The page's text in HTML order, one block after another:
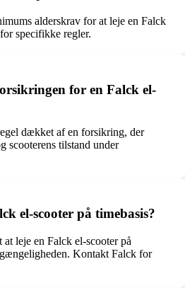
alderskrav for at leje en Falck
specifikke regler.
for en Falck el-
dækket af en forsikring, der
scooterens tilstand under
el-scooter på timebasis?
leje en Falck el-scooter på
Kontakt Falck for